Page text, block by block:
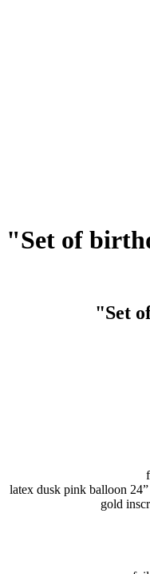
Set of
Set
1 latex dusk pink balloon
gold